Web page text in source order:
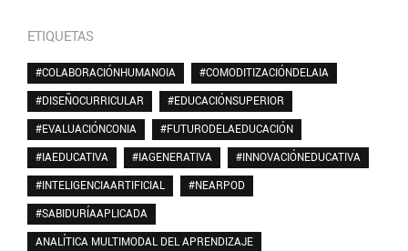
ETIQUETAS
#COLABORACIÓNHUMANOIA
#COMODITIZACIÓNDELAIA
#DISEÑOCURRICULAR
#EDUCACIÓNSUPERIOR
#EVALUACIÓNCONIA
#FUTURODELAEDUCACIÓN
#IAEDUCATIVA
#IAGENERATIVA
#INNOVACIÓNEDUCATIVA
#INTELIGENCIAARTIFICIAL
#NEARPOD
#SABIDURÍAAPLICADA
ANALÍTICA MULTIMODAL DEL APRENDIZAJE